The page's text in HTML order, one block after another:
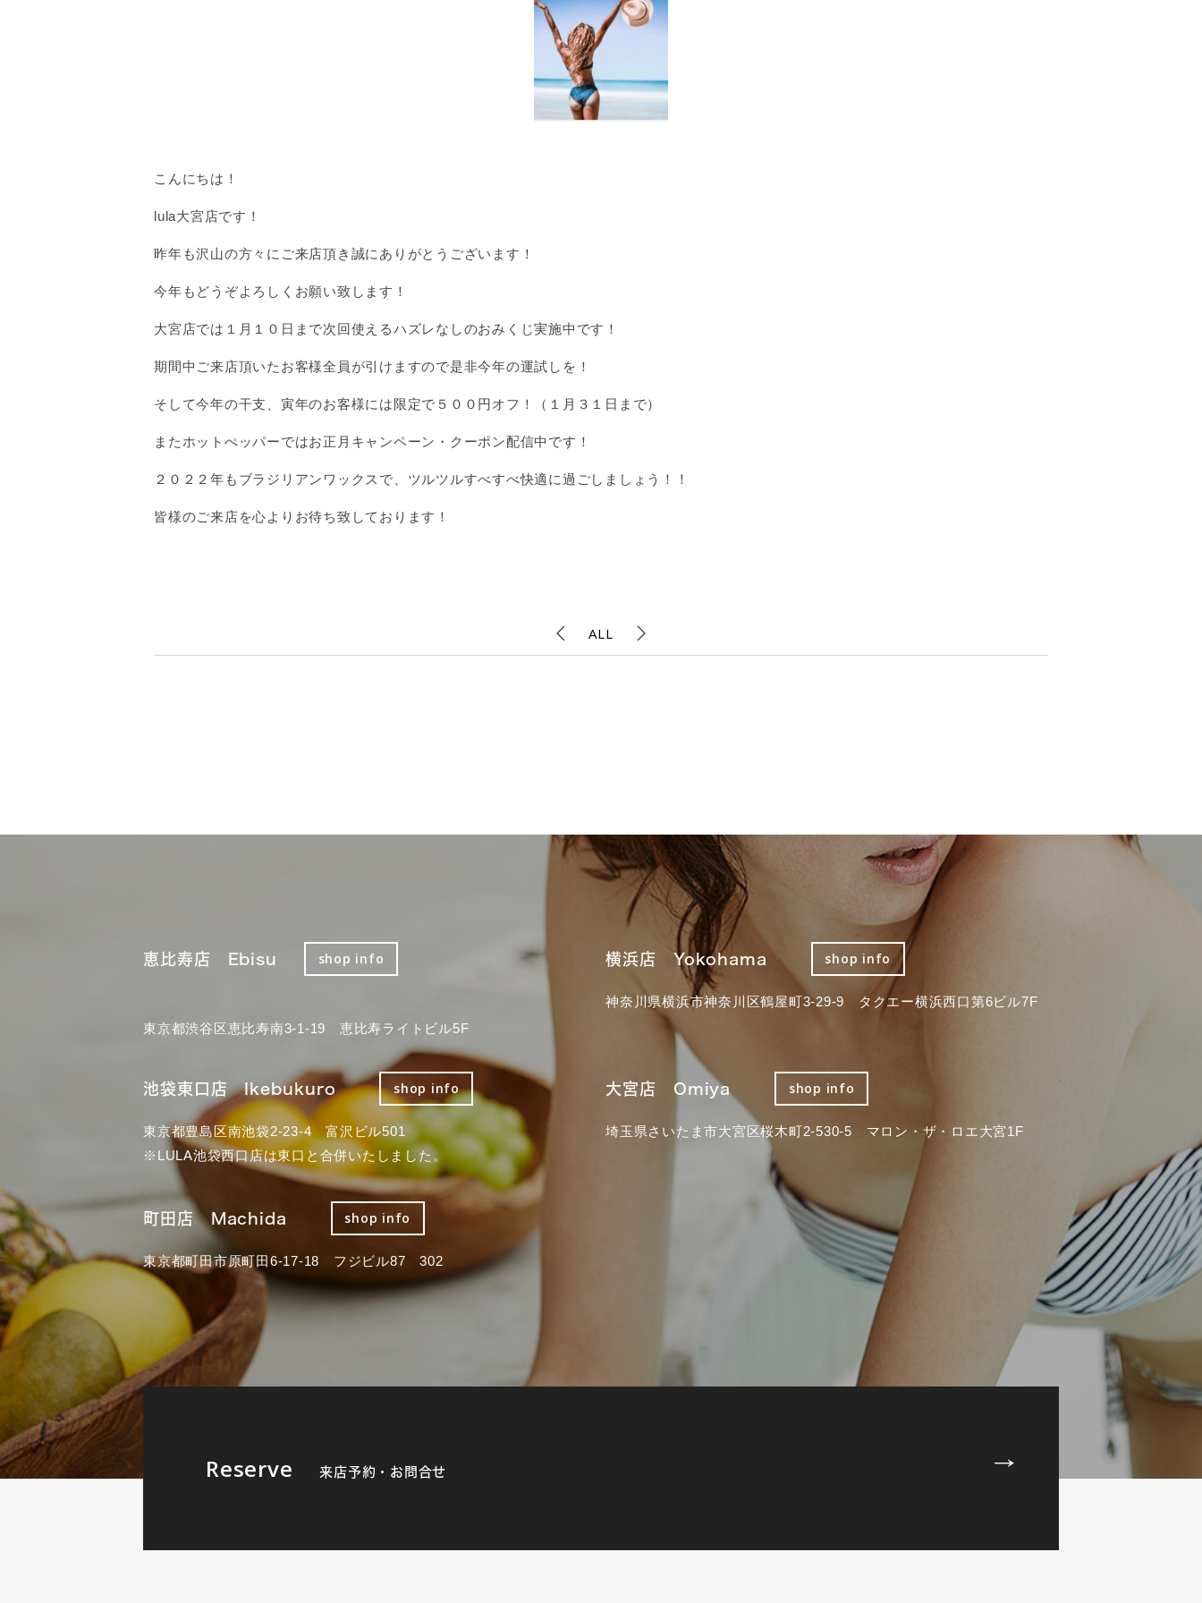
こんにちは！
lula大宮店です！
昨年も沢山の方々にご来店頂き誠にありがとうございます！
今年もどうぞよろしくお願い致します！
大宮店では１月１０日まで次回使えるハズレなしのおみくじ実施中です！
期間中ご来店頂いたお客様全員が引けますので是非今年の運試しを！
そして今年の干支、寅年のお客様には限定で５００円オフ！（１月３１日まで）
またホットぺッパーではお正月キャンペーン・クーポン配信中です！
２０２２年もブラジリアンワックスで、ツルツルすべすべ快適に過ごしましょう！！
皆様のご来店を心よりお待ち致しております！
ALL
恵比寿店 Ebisu shop info
東京都渋谷区恵比寿南3-1-19 恵比寿ライトビル5F
横浜店 Yokohama shop info
神奈川県横浜市神奈川区鶴屋町3-29-9 タクエー横浜西口第6ビル7F
池袋東口店 Ikebukuro shop info
東京都豊島区南池袋2-23-4 富沢ビル501
※LULA池袋西口店は東口と合併いたしました。
大宮店 Omiya shop info
埼玉県さいたま市大宮区桜木町2-530-5 マロン・ザ・ロエ大宮1F
町田店 Machida shop info
東京都町田市原町田6-17-18 フジビル87 302
Reserve 来店予約・お問合せ